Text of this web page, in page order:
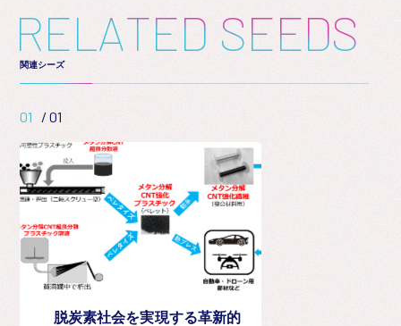
REL ATED SEEDS
関連シーズ
01 /01
脱炭素社会を実現する革新的